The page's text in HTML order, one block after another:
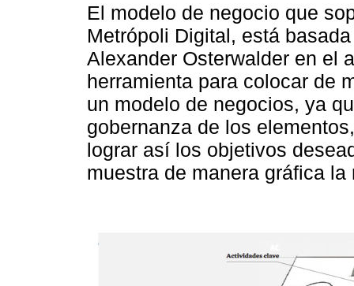
El modelo de negocio que
Metrópoli Digital, está
Alexander Osterwalder en el
herramienta para colocar de
un modelo de negocios, ya
gobernanza de los
lograr así los objetivos
muestra de manera gráfica